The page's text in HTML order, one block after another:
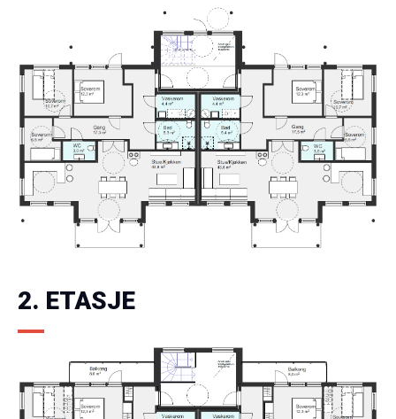
2. ETASJE